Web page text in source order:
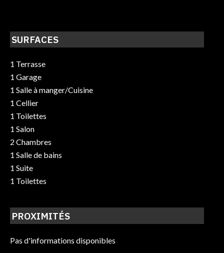
SURFACES
1 Terrasse
1 Garage
1 Salle à manger/Cuisine
1 Cellier
1 Toilettes
1 Salon
2 Chambres
1 Salle de bains
1 Suite
1 Toilettes
PROXIMITÉS
Pas d'informations disponibles